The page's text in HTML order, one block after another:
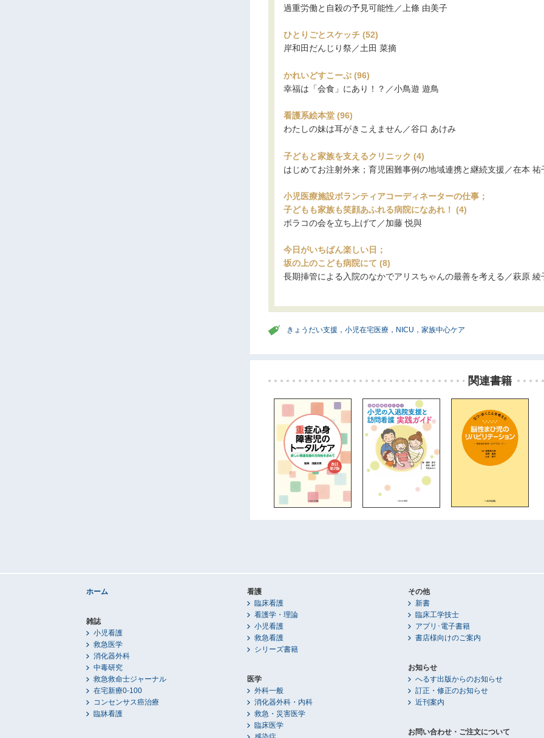
過重労働と自殺の予見可能性／上條 由美子
ひとりごとスケッチ (52)
岸和田だんじり祭／土田 菜摘
かれいどすこーぷ (96)
幸福は「会食」にあり！？／小鳥遊 遊鳥
看護系絵本堂 (96)
わたしの妹は耳がきこえません／谷口 あけみ
子どもと家族を支えるクリニック (4)
はじめてお注射外来；育児困難事例の地域連携と継続支援／在本 祐
小児医療施設ボランティアコーディネーターの仕事；
子どもも家族も笑顔あふれる病院になあれ！ (4)
ボラコの会を立ち上げて／加藤 悦與
今日がいちばん楽しい日；
坂の上のこども病院にて (8)
長期挿管による入院のなかでアリスちゃんの最善を考える／萩原 綾
きょうだい支援，小児在宅医療，NICU，家族中心ケア
関連書籍
ホーム
雑誌
小児看護
救急医学
消化器外科
中毒研究
救急救命士ジャーナル
在宅新療0-100
コンセンサス癌治療
臨牀看護
看護
臨床看護
看護学・理論
小児看護
救急看護
シリーズ書籍
医学
外科一般
消化器外科・内科
救急・災害医学
臨床医学
その他
新書
臨床工学技士
アプリ･電子書籍
書店様向けのご案内
お知らせ
へるす出版からのお知らせ
訂正・修正のお知らせ
近刊案内
お問い合わせ・ご注文について